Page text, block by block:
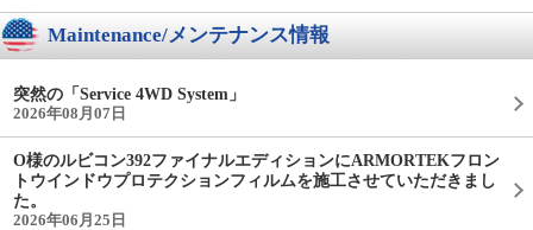
Maintenance/メンテナンス情報
突然の「Service 4WD System」
2026年08月07日
O様のルビコン392ファイナルエディションにARMORTEKフロン
トウインドウプロテクションフィルムを施工させていただきまし
た。
2026年06月25日